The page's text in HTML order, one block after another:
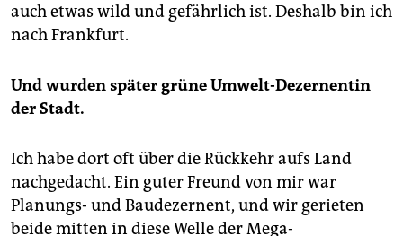
auch etwas wild und gefährlich ist. Deshalb bin ich
nach Frankfurt.
Und wurden später grüne Umwelt-Dezernentin
der Stadt.
Ich habe dort oft über die Rückkehr aufs Land
nachgedacht. Ein guter Freund von mir war
Planungs- und Baudezernent, und wir gerieten
beide mitten in diese Welle der Mega-